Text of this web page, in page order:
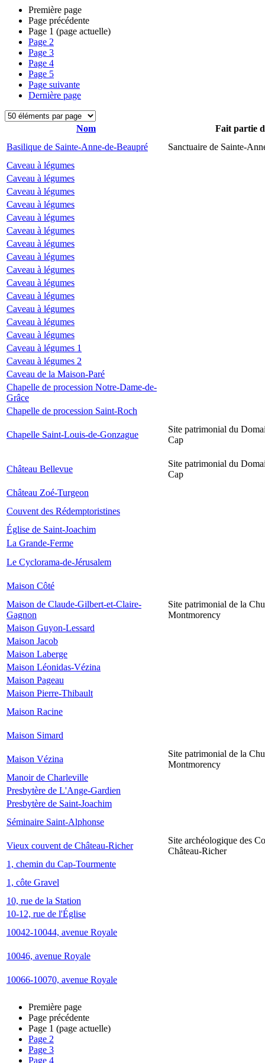
Première page
Page précédente
Page 1 (page actuelle)
Page 2
Page 3
Page 4
Page 5
Page suivante
Dernière page
Nom
Fait partie
Basilique de Sainte-Anne-de-Beaupré
Sanctuaire de Sainte-
Caveau à légumes
Caveau à légumes
Caveau à légumes
Caveau à légumes
Caveau à légumes
Caveau à légumes
Caveau à légumes
Caveau à légumes
Caveau à légumes
Caveau à légumes
Caveau à légumes
Caveau à légumes
Caveau à légumes
Caveau à légumes
Caveau à légumes 1
Caveau à légumes 2
Caveau de la Maison-Paré
Chapelle de procession Notre-Dame-de-
Grâce
Chapelle de procession Saint-Roch
Chapelle Saint-Louis-de-Gonzague
Site patrimonial du
Cap
Château Bellevue
Site patrimonial du
Cap
Château Zoé-Turgeon
Couvent des Rédemptoristines
Église de Saint-Joachim
La Grande-Ferme
Le Cyclorama-de-Jérusalem
Maison Côté
Maison de Claude-Gilbert-et-Claire-
Gagnon
Site patrimonial de la
Montmorency
Maison Guyon-Lessard
Maison Jacob
Maison Laberge
Maison Léonidas-Vézina
Maison Pageau
Maison Pierre-Thibault
Maison Racine
Maison Simard
Maison Vézina
Site patrimonial de la
Montmorency
Manoir de Charleville
Presbytère de L'Ange-Gardien
Presbytère de Saint-Joachim
Séminaire Saint-Alphonse
Vieux couvent de Château-Richer
Site archéologique des
Château-Richer
1, chemin du Cap-Tourmente
1, côte Gravel
10, rue de la Station
10-12, rue de l'Église
10042-10044, avenue Royale
10046, avenue Royale
10066-10070, avenue Royale
Première page
Page précédente
Page 1 (page actuelle)
Page 2
Page 3
Page 4